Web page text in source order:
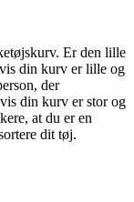
Er den lille
din kurv er lille og
der
din kurv er stor og
at du er en
dit tøj.